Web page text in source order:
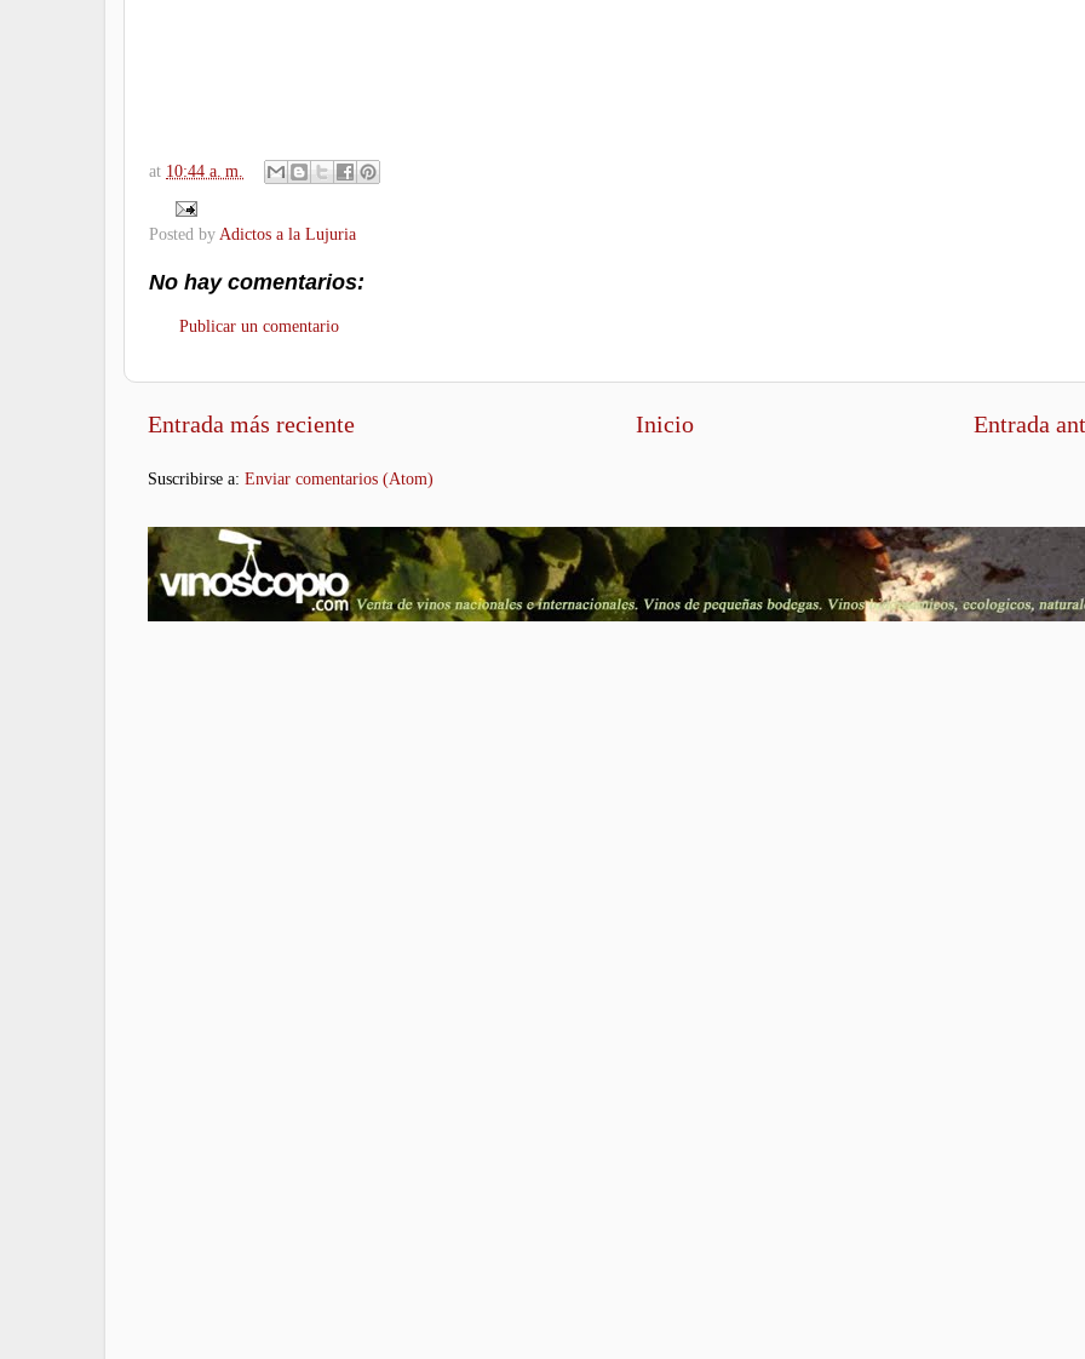
at 10:44 a. m.
Posted byAdictos a la Lujuria
No hay comentarios:
Publicar un comentario
Entrada más reciente Entrada
Inicio
Suscribirse a: Enviar comentarios (Atom)